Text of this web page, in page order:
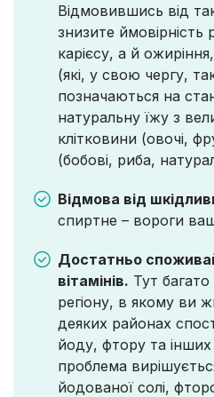
Відмовившись від
знизите ймовірність
карієсу, а й
(які, у свою чергу,
позначаються на
натуральну їжу з
клітковини (овочі,
(бобові, риба,
Відмова від
спиртне – вороги
Достатньо
вітамінів. Тут
регіону, в якому ви
деяких районах
йоду, фтору та інших
проблема
йодованої солі,